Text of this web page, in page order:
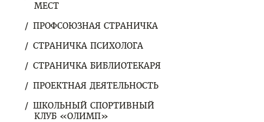
МЕСТ
ПРОФСОЮЗНАЯ СТРАНИЧКА
СТРАНИЧКА ПСИХОЛОГА
СТРАНИЧКА БИБЛИОТЕКАРЯ
ПРОЕКТНАЯ ДЕЯТЕЛЬНОСТЬ
ШКОЛЬНЫЙ СПОРТИВНЫЙ
КЛУБ «ОЛИМП»